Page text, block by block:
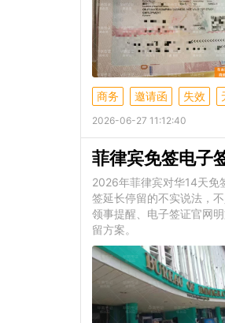
商务 邀请函 失效
2026-06-27 11:12:40
菲律宾免签电子
2026年菲律宾对华14天免
签延长停留的不实说法，
领事提醒、电子签证官网
留方案。